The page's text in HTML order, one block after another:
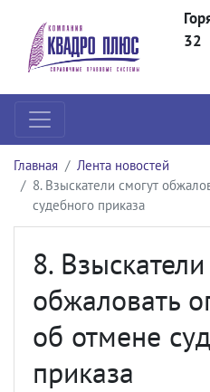
32
Главная
Лента новостей
8. Взыскатели смогут
судебного приказа
8.
обжаловать
об отмене
приказа